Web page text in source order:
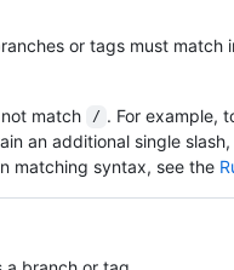
or tags must match
match / . For example,
an additional single slash,
matching syntax, see the